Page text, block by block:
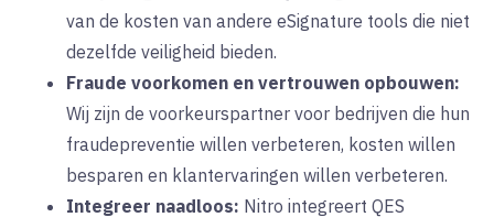
van de kosten van andere eSignature tools die niet
dezelfde veiligheid bieden.
Fraude voorkomen en vertrouwen opbouwen:
Wij zijn de voorkeurspartner voor bedrijven die hun
fraudepreventie willen verbeteren, kosten willen
besparen en klantervaringen willen verbeteren.
Integreer naadloos: Nitro integreert QES